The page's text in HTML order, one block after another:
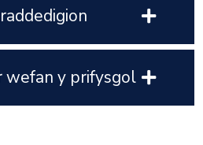
wefan y prifysgol